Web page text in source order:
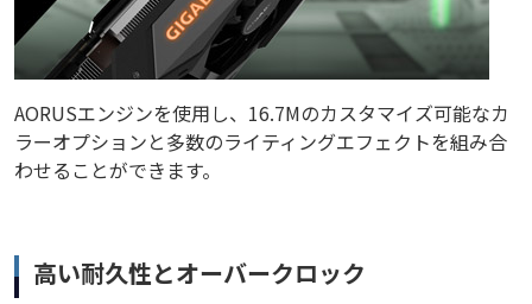
AORUSエンジンを使用し、16.7Mのカスタマイズ可能なカ
ラーオプションと多数のライティングエフェクトを組み合
わせることができます。
高い耐久性とオーバークロック